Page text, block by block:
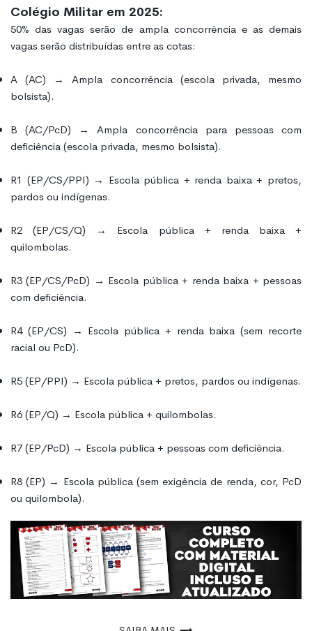
Colégio Militar em 2025:
50% das vagas serão de ampla concorrência e as demais
vagas serão distribuídas entre as cotas:
A (AC) → Ampla concorrência (escola privada, mesmo
bolsista).
B (AC/PcD) → Ampla concorrência para pessoas com
deficiência (escola privada, mesmo bolsista).
R1 (EP/CS/PPI) → Escola pública + renda baixa + pretos,
pardos ou indígenas.
R2 (EP/CS/Q) → Escola pública + renda baixa +
quilombolas.
R3 (EP/CS/PcD) → Escola pública + renda baixa + pessoas
com deficiência.
R4 (EP/CS) → Escola pública + renda baixa (sem recorte
racial ou PcD).
R5 (EP/PPI) → Escola pública + pretos, pardos ou indígenas.
R6 (EP/Q) → Escola pública + quilombolas.
R7 (EP/PcD) → Escola pública + pessoas com deficiência.
R8 (EP) → Escola pública (sem exigência de renda, cor, PcD
ou quilombola).